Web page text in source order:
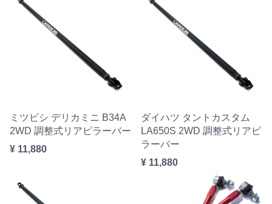
ミツビシ デリカミニ B34A
2WD 調整式リアピラーバー
¥ 11,880
ダイハツ タントカスタム
LA650S 2WD 調整式リアピ
ラーバー
¥ 11,880